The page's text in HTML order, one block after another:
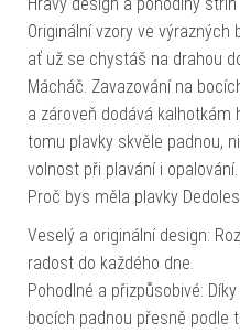
Originální vzory ve
ať už se chystáš na drahou
Mácháč. Zavazování na
a zároveň dodává kalhotkám
tomu plavky skvěle padnou,
volnost při plavání i opalování.
Proč bys měla plavky
Veselý a originální design:
radost do každého dne.
Pohodlné a přizpůsobivé:
bocích padnou přesně podle